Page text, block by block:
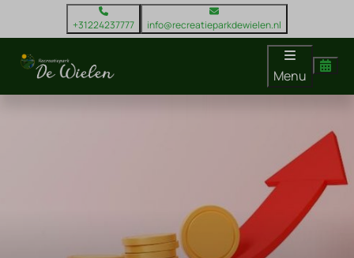
+31224237777 info@recreatieparkdewielen.nl
Menu